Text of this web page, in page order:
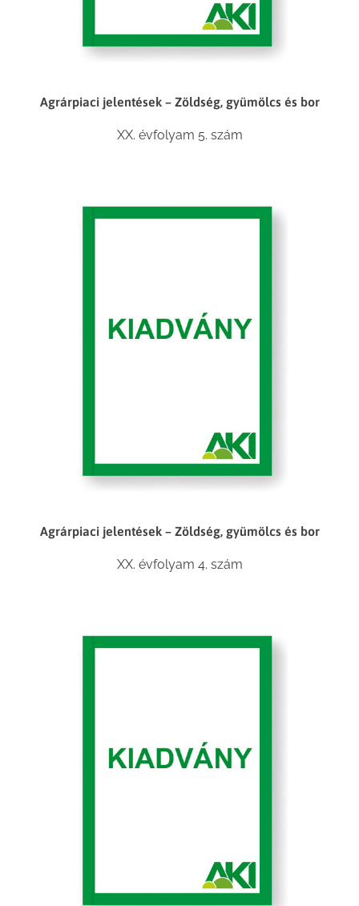
Agrárpiaci jelentések – Zöldség, gyümölcs és bor
XX. évfolyam 5. szám
Agrárpiaci jelentések – Zöldség, gyümölcs és bor
XX. évfolyam 4. szám